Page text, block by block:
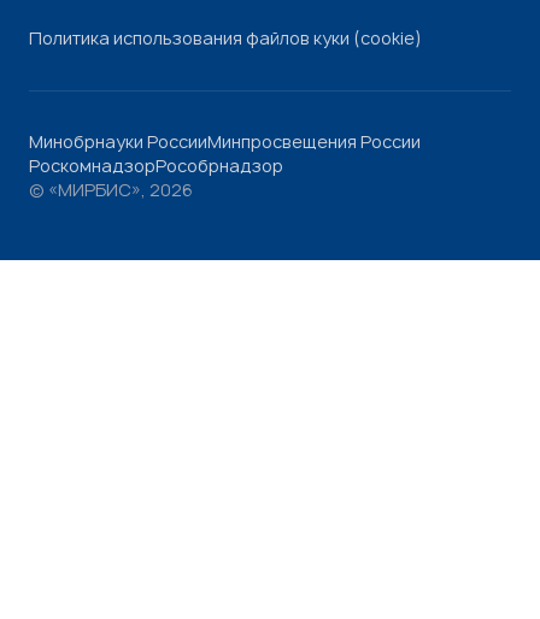
Политика использования файлов куки (cookie)
Минобрнауки РоссииМинпросвещения России
РоскомнадзорРособрнадзор
© «МИРБИС», 2026